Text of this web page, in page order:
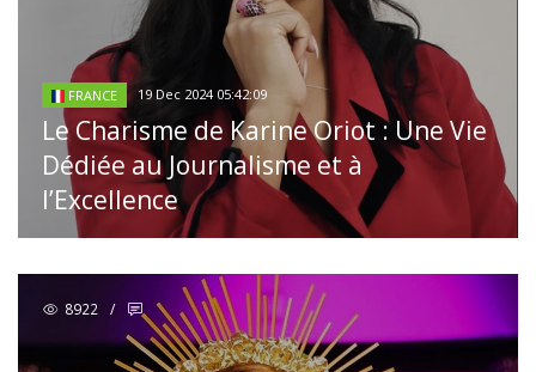
FRANCE 19 Dec 2024 05:42:09
Le Charisme de Karine Oriot : Une Vie
Dédiée au Journalisme et à
l’Excellence
8922 /